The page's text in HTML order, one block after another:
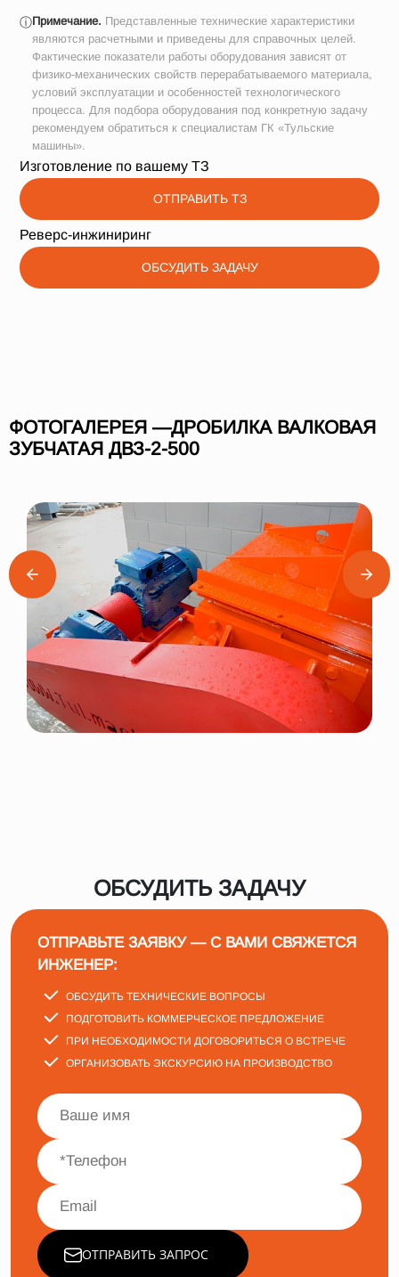
ⓘПримечание. Представленные технические характеристики
являются расчетными и приведены для справочных целей.
Фактические показатели работы оборудования зависят от
физико-механических свойств перерабатываемого материала,
условий эксплуатации и особенностей технологического
процесса. Для подбора оборудования под конкретную задачу
рекомендуем обратиться к специалистам ГК «Тульские
машины».
Изготовление по вашему ТЗ
ОТПРАВИТЬ ТЗ
Реверс-инжиниринг
ОБСУДИТЬ ЗАДАЧУ
ФОТОГАЛЕРЕЯ —ДРОБИЛКА ВАЛКОВАЯ
ЗУБЧАТАЯ ДВЗ-2-500
ОБСУДИТЬ ЗАДАЧУ
ОТПРАВЬТЕ ЗАЯВКУ — С ВАМИ СВЯЖЕТСЯ
ИНЖЕНЕР:
ОБСУДИТЬ ТЕХНИЧЕСКИЕ ВОПРОСЫ
ПОДГОТОВИТЬ КОММЕРЧЕСКОЕ ПРЕДЛОЖЕНИЕ
ПРИ НЕОБХОДИМОСТИ ДОГОВОРИТЬСЯ О ВСТРЕЧЕ
ОРГАНИЗОВАТЬ ЭКСКУРСИЮ НА ПРОИЗВОДСТВО
ОТПРАВИТЬ ЗАПРОС